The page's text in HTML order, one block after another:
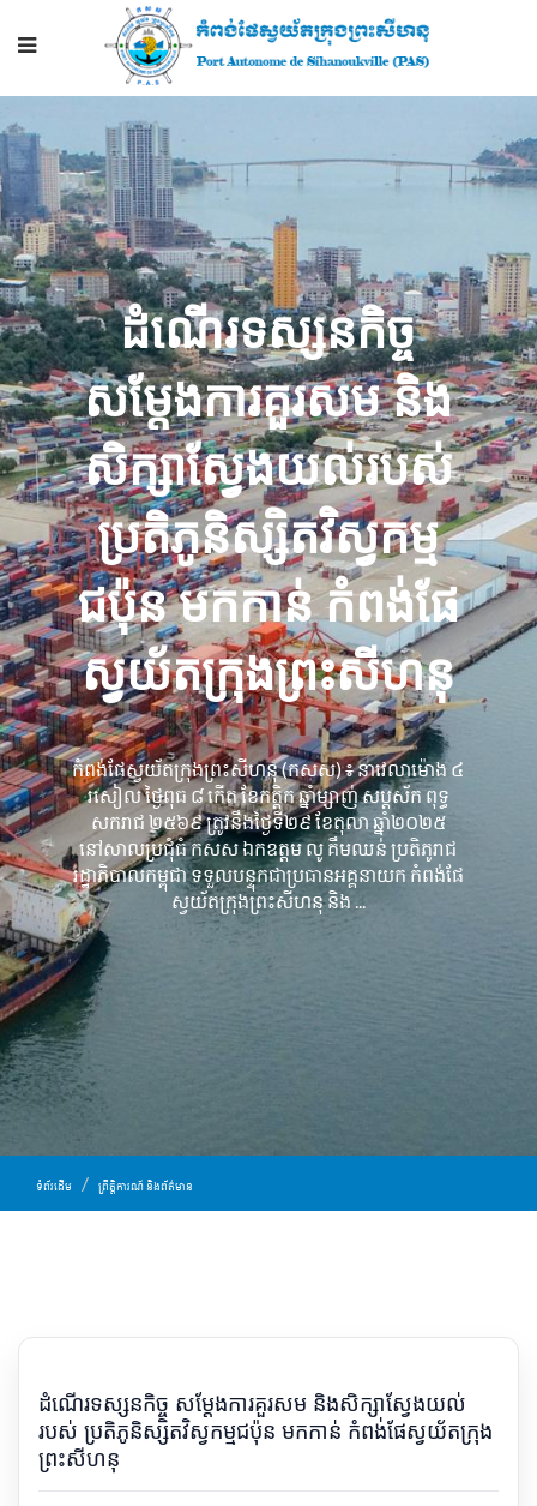
ដំណើរទស្សនកិច្ច
សម្តែងការគួរសម និង
សិក្សាស្វែងយល់របស់
ប្រតិភូនិស្សិតវិស្វកម្ម
ជប៉ុន មកកាន់ កំពង់ផែ
ស្វយ័តក្រុងព្រះសីហនុ
កំពង់ផែស្វយ័តក្រុងព្រះសីហនុ (កសស) ៖ នាវេលាម៉ោង ៤
រសៀល ថ្ងៃពុធ ៨ កើត ខែកត្តិក ឆ្នាំម្សាញ់ សប្តស័ក ពុទ្ធ
សករាជ ២៥៦៩ ត្រូវនឹងថ្ងៃទី២៩ ខែតុលា ឆ្នាំ២០២៥
នៅសាលប្រជុំធំ កសស ឯកឧត្តម លូ គឹមឈន់ ប្រតិភូរាជ
រដ្ឋាភិបាលកម្ពុជា ទទួលបន្ទុកជាប្រធានអគ្គនាយក កំពង់ផែ
ស្វយ័តក្រុងព្រះសីហនុ និង ...
ទំព័រដើម ព្រឹត្តិការណ៍ និងព័ត៌មាន
ដំណើរទស្សនកិច្ច សម្តែងការគួរសម និងសិក្សាស្វែងយល់
របស់ ប្រតិភូនិស្សិតវិស្វកម្មជប៉ុន មកកាន់ កំពង់ផែស្វយ័តក្រុង
ព្រះសីហនុ